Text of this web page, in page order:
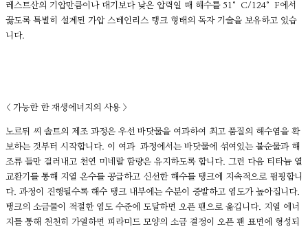
레스트산의 기압만큼이나 대기보다 낮은 압력일 때 해수를 51°C/124°F에서
끓도록 특별히 설계된 가압 스테인리스 탱크 형태의 독자 기술을 보유하고 있습
니다.
< 가능한 한 재생에너지의 사용 >
노르뒤 씨 솔트의 제조 과정은 우선 바닷물을 여과하여 최고 품질의 해수염을 확
보하는 것부터 시작합니다. 이 여과 과정에서는 바닷물에 섞여있는 불순물과 해
조류 들만 걸러내고 천연 미네랄 함량은 유지하도록 합니다. 그런 다음 티타늄 열
교환기를 통해 지열 온수를 공급하고 신선한 해수를 탱크에 지속적으로 펌핑합니
다. 과정이 진행될수록 해수 탱크 내부에는 수분이 증발하고 염도가 높아집니다.
탱크의 소금물이 적절한 염도 수준에 도달하면 오픈 팬으로 옮깁니다. 지열 에너
지를 통해 천천히 가열하면 피라미드 모양의 소금 결정이 오픈 팬 표면에 형성되